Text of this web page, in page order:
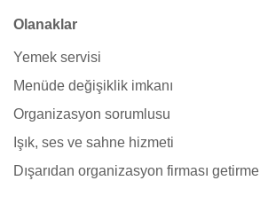
Olanaklar
Yemek servisi
Menüde değişiklik imkanı
Organizasyon sorumlusu
Işık, ses ve sahne hizmeti
Dışarıdan organizasyon firması getirme